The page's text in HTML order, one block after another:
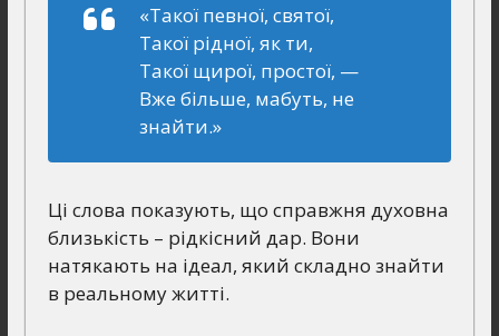
«Такої певної, святої,
Такої рідної, як ти,
Такої щирої, простої, —
Вже більше, мабуть, не
знайти.»
Ці слова показують, що справжня духовна
близькість – рідкісний дар. Вони
натякають на ідеал, який складно знайти
в реальному житті.